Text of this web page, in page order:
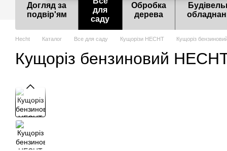
Догляд за
подвір'ям
для
саду
Обробка
дерева
Hecht Каталог Все для саду Кущорізи HECHT Кущоріз
Кущоріз бензиновий